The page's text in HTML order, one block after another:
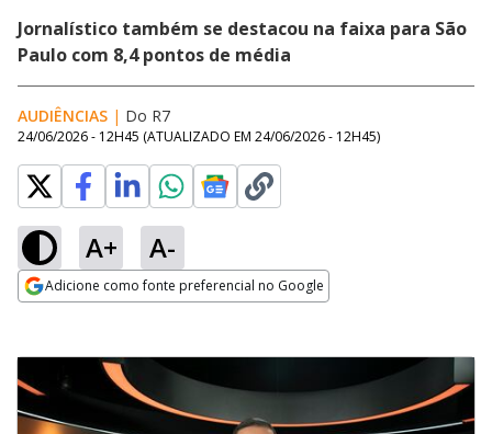
Jornalístico também se destacou na faixa para São
Paulo com 8,4 pontos de média
AUDIÊNCIAS | Do R7
24/06/2026 - 12H45 (ATUALIZADO EM 24/06/2026 - 12H45)
A+ A-
Adicione como fonte preferencial no Google